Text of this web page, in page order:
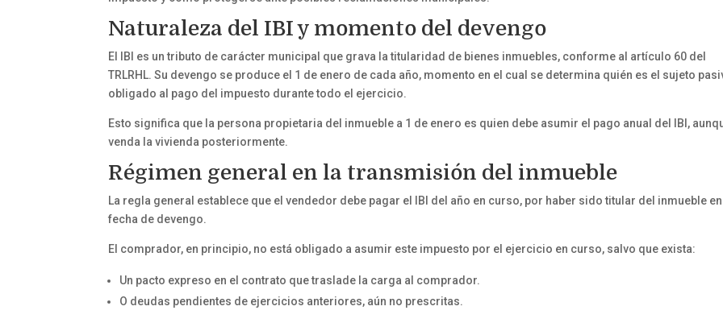
Naturaleza del IBI y momento del devengo
El IBI es un tributo de carácter municipal que grava la titularidad de bienes inmuebles, conforme al artículo 60 del
TRLRHL. Su devengo se produce el 1 de enero de cada año, momento en el cual se determina quién es el sujeto
obligado al pago del impuesto durante todo el ejercicio.
Esto significa que la persona propietaria del inmueble a 1 de enero es quien debe asumir el pago anual del IBI,
venda la vivienda posteriormente.
Régimen general en la transmisión del inmueble
La regla general establece que el vendedor debe pagar el IBI del año en curso, por haber sido titular del inmueble
fecha de devengo.
El comprador, en principio, no está obligado a asumir este impuesto por el ejercicio en curso, salvo que exista:
Un pacto expreso en el contrato que traslade la carga al comprador.
O deudas pendientes de ejercicios anteriores, aún no prescritas.